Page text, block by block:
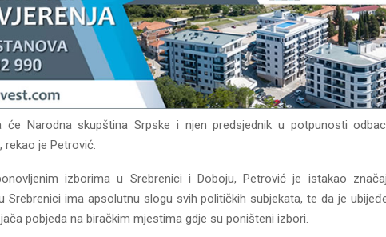
će Narodna skupština Srpske i njen predsjednik u potpunosti
rekao je Petrović.
izborima u Srebrenici i Doboju, Petrović je istakao
Srebrenici ima apsolutnu slogu svih političkih subjekata, te da je
pobjeda na biračkim mjestima gdje su poništeni izbori.